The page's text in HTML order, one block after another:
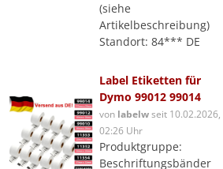
(siehe
Artikelbeschreibung)
Standort: 84*** DE
Label Etiketten für
Dymo 99012 99014
von labelwseit 10.02.2026,
02:26 Uhr
Produktgruppe:
Beschriftungsbänder